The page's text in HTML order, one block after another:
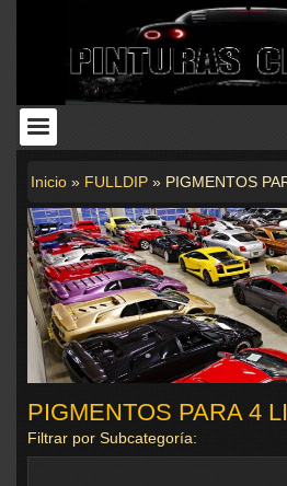
Inicio » FULLDIP » PIGMENTOS
PIGMENTOS PARA 4
Filtrar por Subcategoría: